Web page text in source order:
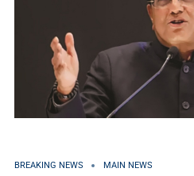
BREAKING NEWS MAIN NEWS